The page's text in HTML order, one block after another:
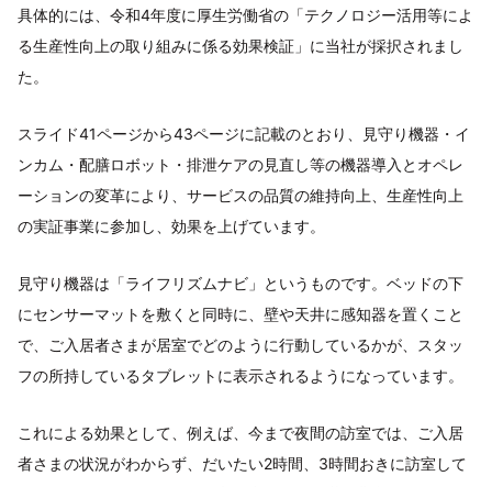
具体的には、令和4年度に厚生労働省の「テクノロジー活用等によ
る生産性向上の取り組みに係る効果検証」に当社が採択されまし
た。
スライド41ページから43ページに記載のとおり、見守り機器・イ
ンカム・配膳ロボット・排泄ケアの見直し等の機器導入とオペレ
ーションの変革により、サービスの品質の維持向上、生産性向上
の実証事業に参加し、効果を上げています。
見守り機器は「ライフリズムナビ」というものです。ベッドの下
にセンサーマットを敷くと同時に、壁や天井に感知器を置くこと
で、ご入居者さまが居室でどのように行動しているかが、スタッ
フの所持しているタブレットに表示されるようになっています。
これによる効果として、例えば、今まで夜間の訪室では、ご入居
者さまの状況がわからず、だいたい2時間、3時間おきに訪室して